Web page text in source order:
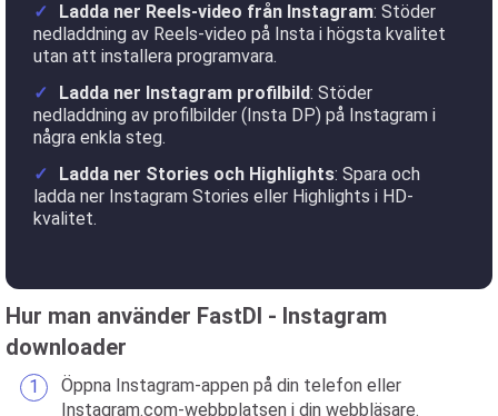
Ladda ner Reels-video från Instagram: Stöder
nedladdning av Reels-video på Insta i högsta kvalitet
utan att installera programvara.
Ladda ner Instagram profilbild: Stöder
nedladdning av profilbilder (Insta DP) på Instagram i
några enkla steg.
Ladda ner Stories och Highlights: Spara och
ladda ner Instagram Stories eller Highlights i HD-
kvalitet.
Hur man använder FastDl - Instagram
downloader
Öppna Instagram-appen på din telefon eller
Instagram.com-webbplatsen i din webbläsare.